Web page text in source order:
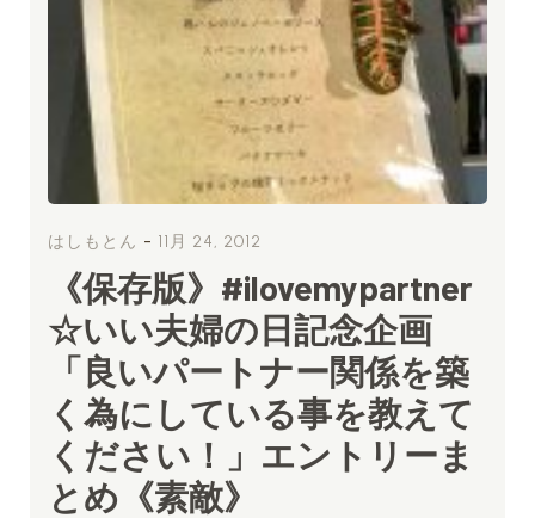
はしもとん - 11月 24, 2012
《保存版》#ilovemypartner
☆いい夫婦の日記念企画
「良いパートナー関係を築
く為にしている事を教えて
ください！」エントリーま
とめ《素敵》